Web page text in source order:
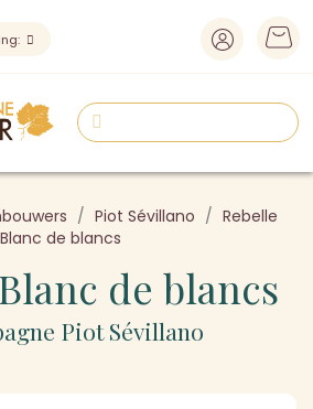
Piot Sévillano
Rebelle
Blanc de blancs
de blancs
Piot Sévillano